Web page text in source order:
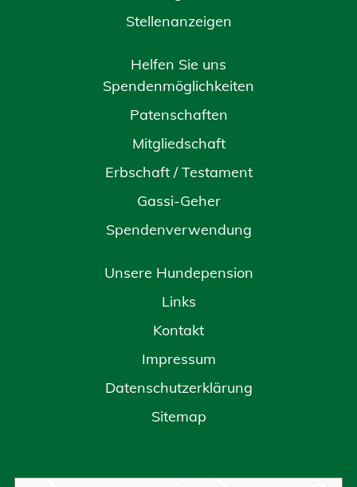
Stellenanzeigen
Helfen Sie uns
Spendenmöglichkeiten
Patenschaften
Mitgliedschaft
Erbschaft / Testament
Gassi-Geher
Spendenverwendung
Unsere Hundepension
Links
Kontakt
Impressum
Datenschutzerklärung
Sitemap